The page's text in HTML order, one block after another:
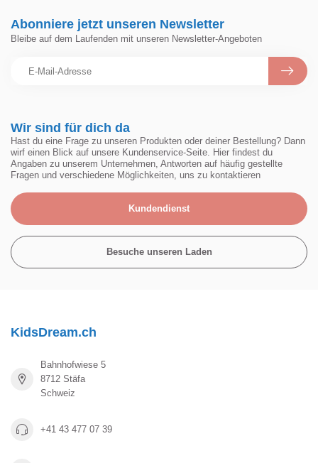
Wir sind für dich da
Hast du eine Frage zu unseren Produkten oder deiner Bestellung? Dann
wirf einen Blick auf unsere Kundenservice-Seite. Hier findest du
Angaben zu unserem Unternehmen, Antworten auf häufig gestellte
Fragen und verschiedene Möglichkeiten, uns zu kontaktieren
Kundendienst
Besuche unseren Laden
Abonniere jetzt unseren Newsletter
Bleibe auf dem Laufenden mit unseren Newsletter-Angeboten
KidsDream.ch
Bahnhofwiese 5
8712 Stäfa
Schweiz
+41 43 477 07 39